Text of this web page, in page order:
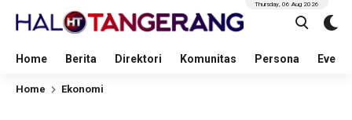
Home Berita Direktori Komunitas Persona Event
Thursday, 06 Aug 2026
Home Ekonomi